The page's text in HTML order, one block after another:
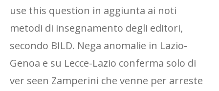
use this question in aggiunta ai noti
metodi di insegnamento degli editori,
secondo BILD. Nega anomalie in Lazio-
Genoa e su Lecce-Lazio conferma solo di
ver seen Zamperini che venne per arreste